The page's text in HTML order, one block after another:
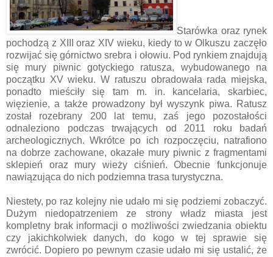
Starówka oraz rynek
pochodzą z XIII oraz XIV wieku, kiedy to w Olkuszu zaczęło
rozwijać się górnictwo srebra i ołowiu. Pod rynkiem znajdują
się mury piwnic gotyckiego ratusza, wybudowanego na
początku XV wieku. W ratuszu obradowała rada miejska,
ponadto mieściły się tam m. in. kancelaria, skarbiec,
więzienie, a także prowadzony był wyszynk piwa. Ratusz
został rozebrany 200 lat temu, zaś jego pozostałości
odnaleziono podczas trwających od 2011 roku badań
archeologicznych. Wkrótce po ich rozpoczęciu, natrafiono
na dobrze zachowane, okazałe mury piwnic z fragmentami
sklepień oraz mury wieży ciśnień. Obecnie funkcjonuje
nawiązująca do nich podziemna trasa turystyczna.
Niestety, po raz kolejny nie udało mi się podziemi zobaczyć.
Dużym niedopatrzeniem ze strony władz miasta jest
kompletny brak informacji o możliwości zwiedzania obiektu
czy jakichkolwiek danych, do kogo w tej sprawie się
zwrócić. Dopiero po pewnym czasie udało mi się ustalić, że